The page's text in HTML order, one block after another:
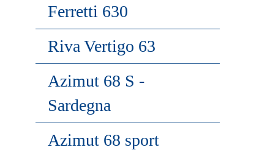
Ferretti 630
Riva Vertigo 63
Azimut 68 S -
Sardegna
Azimut 68 sport